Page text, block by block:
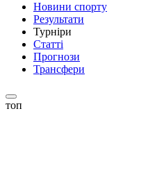
Новини спорту
Результати
Турніри
Статті
Прогнози
Трансфери
топ